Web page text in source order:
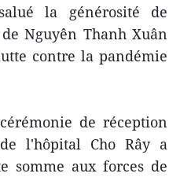
la générosité de
Nguyên Thanh Xuân
contre la pandémie
de réception
l'hôpital Cho Rây a
somme aux forces de